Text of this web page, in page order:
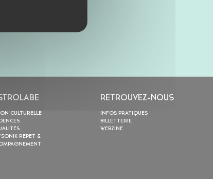
CULTURELLE
REPET &
RETROUVEZ-NOUS
INFOS PRATIQUES
BILLETTERIE
WEBZINE